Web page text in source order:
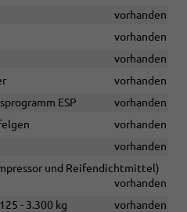
vorhanden
vorhanden
vorhanden
vorhanden
ESP
vorhanden
vorhanden
vorhanden
und Reifendichtmittel)
vorhanden
- 3.300 kg
vorhanden